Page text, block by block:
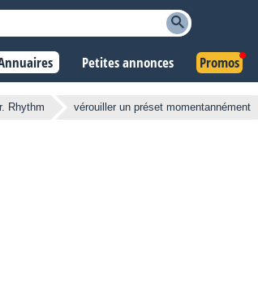
Petites annonces Promos
Rhythm vérouiller un préset momentannément